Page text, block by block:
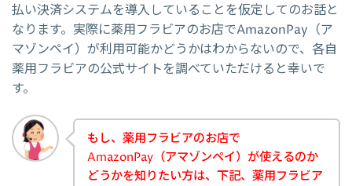
払い決済システムを導入していることを仮定してのお話と
なります。実際に薬用フラビアのお店でAmazonPay（ア
マゾンペイ）が利用可能かどうかはわからないので、各自
薬用フラビアの公式サイトを調べていただけると幸いで
す。
もし、薬用フラビアのお店で
AmazonPay（アマゾンペイ）が使えるのか
どうかを知りたい方は、下記、薬用フラビア